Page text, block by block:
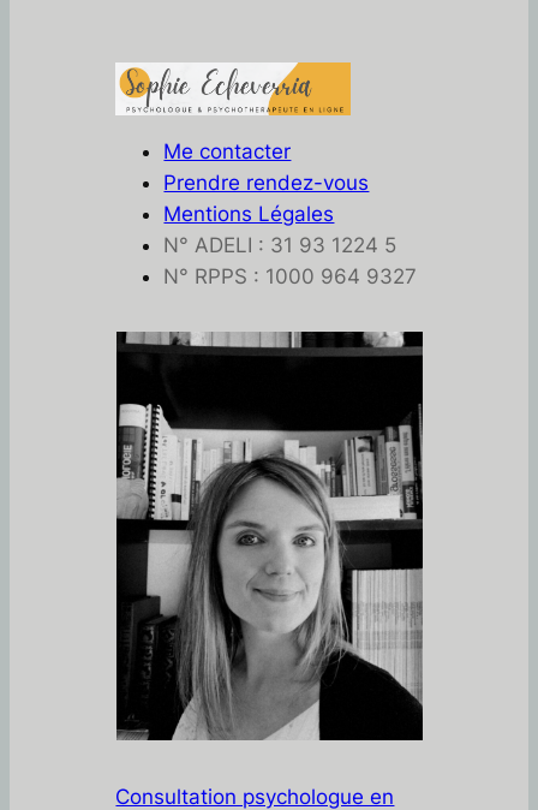
Me contacter
Prendre rendez-vous
Mentions Légales
N° ADELI : 31 93 1224 5
N° RPPS : 1000 964 9327
Consultation psychologue en